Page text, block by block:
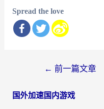
Spread the love
导
← 前一篇文章
国外加速国内游戏